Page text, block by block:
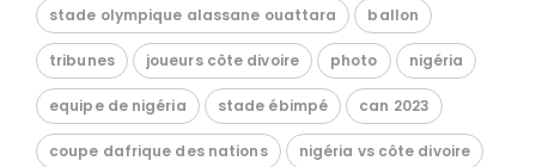
stade olympique alassane ouattara ballon
tribunes joueurs côte divoire photo nigéria
equipe de nigéria stade ébimpé can 2023
coupe dafrique des nations nigéria vs côte divoire